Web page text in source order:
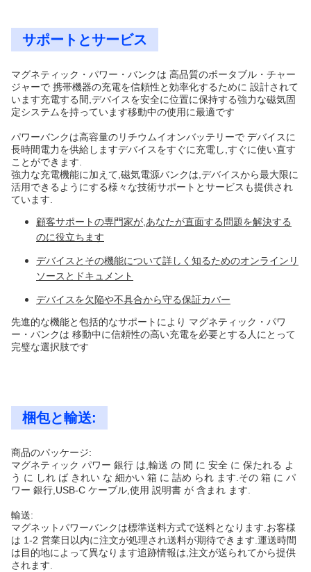
サポートとサービス
マグネティック・パワー・バンクは 高品質のポータブル・チャー
ジャーで 携帯機器の充電を信頼性と効率化するために 設計されて
います充電する間,デバイスを安全に位置に保持する強力な磁気固
定システムを持っています移動中の使用に最適です
パワーバンクは高容量のリチウムイオンバッテリーで デバイスに
長時間電力を供給しますデバイスをすぐに充電し,すぐに使い直す
ことができます.
強力な充電機能に加えて,磁気電源バンクは,デバイスから最大限に
活用できるようにする様々な技術サポートとサービスも提供され
ています.
顧客サポートの専門家が,あなたが直面する問題を解決する
のに役立ちます
デバイスとその機能について詳しく知るためのオンラインリ
ソースとドキュメント
デバイスを欠陥や不具合から守る保証カバー
先進的な機能と包括的なサポートにより マグネティック・パワ
ー・バンクは 移動中に信頼性の高い充電を必要とする人にとって
完璧な選択肢です
梱包と輸送:
商品のパッケージ:
マグネティック パワー 銀行 は,輸送 の 間 に 安全 に 保たれる よ
う に しれ ば きれい な 細かい 箱 に 詰め られ ます.その 箱 に パ
ワー 銀行,USB-C ケーブル,使用 説明書 が 含まれ ます.
輸送:
マグネットパワーバンクは標準送料方式で送料となります.お客様
は 1-2 営業日以内に注文が処理され送料が期待できます.運送時間
は目的地によって異なります追跡情報は,注文が送られてから提供
されます.